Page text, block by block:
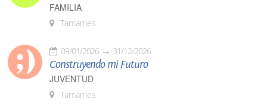
FAMILIA
Tamames
09/01/2026 31/12/2026
Construyendo mi Futuro
JUVENTUD
Tamames